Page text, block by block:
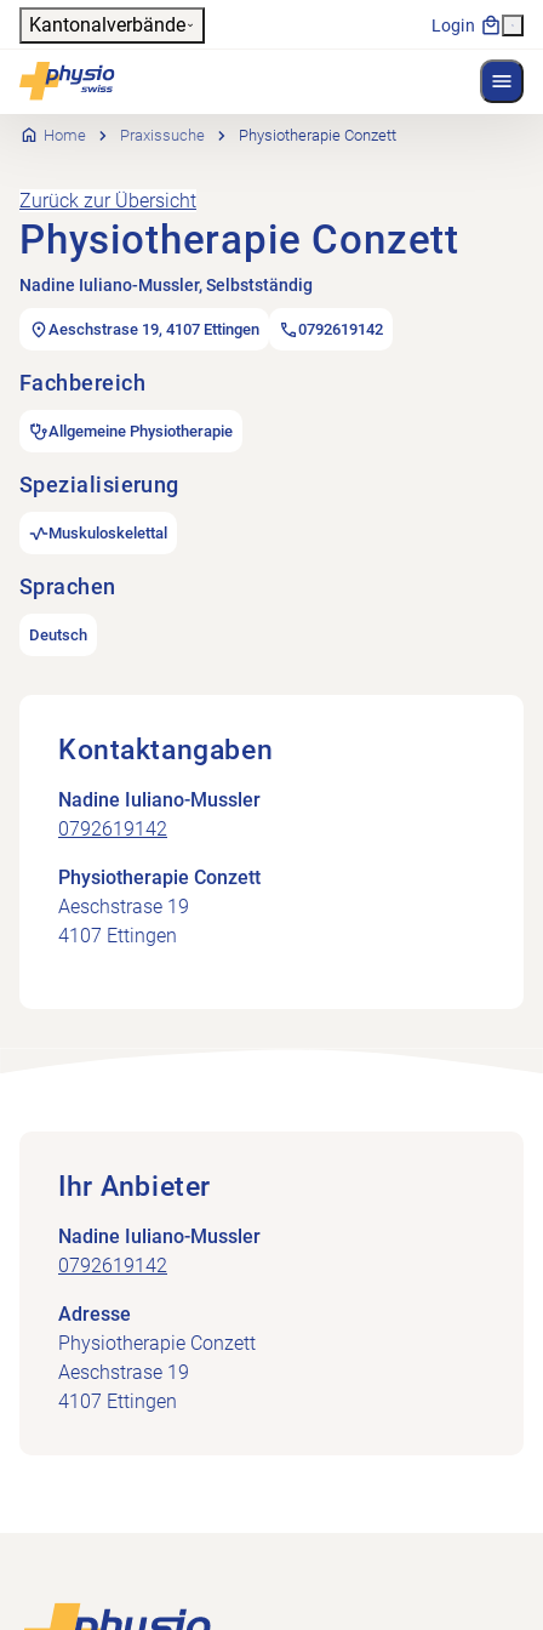
Header
Kantonalverbände Login
Physioswiss
Hauptnavigation
Home Praxissuche Physiotherapie Conzett
Zurück zur Übersicht
Physiotherapie Conzett
Nadine Iuliano-Mussler, Selbstständig
Aeschstrase 19, 4107 Ettingen 0792619142
Fachbereich
Allgemeine Physiotherapie
Spezialisierung
Muskuloskelettal
Sprachen
Deutsch
Kontaktangaben
Nadine Iuliano-Mussler
0792619142
Physiotherapie Conzett
Aeschstrase 19
4107 Ettingen
Ihr Anbieter
Nadine Iuliano-Mussler
0792619142
Adresse
Physiotherapie Conzett
Aeschstrase 19
4107 Ettingen
Footer